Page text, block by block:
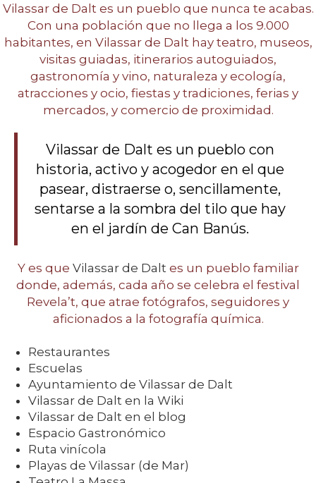
Vilassar de Dalt es un pueblo que nunca te acabas.
Con una población que no llega a los 9.000
habitantes, en Vilassar de Dalt hay teatro, museos,
visitas guiadas, itinerarios autoguiados,
gastronomía y vino, naturaleza y ecología,
atracciones y ocio, fiestas y tradiciones, ferias y
mercados, y comercio de proximidad.
Vilassar de Dalt es un pueblo con
historia, activo y acogedor en el que
pasear, distraerse o, sencillamente,
sentarse a la sombra del tilo que hay
en el jardín de Can Banús.
Y es que Vilassar de Dalt es un pueblo familiar
donde, además, cada año se celebra el festival
Revela’t, que atrae fotógrafos, seguidores y
aficionados a la fotografía química.
Restaurantes
Escuelas
Ayuntamiento de Vilassar de Dalt
Vilassar de Dalt en la Wiki
Vilassar de Dalt en el blog
Espacio Gastronómico
Ruta vinícola
Playas de Vilassar (de Mar)